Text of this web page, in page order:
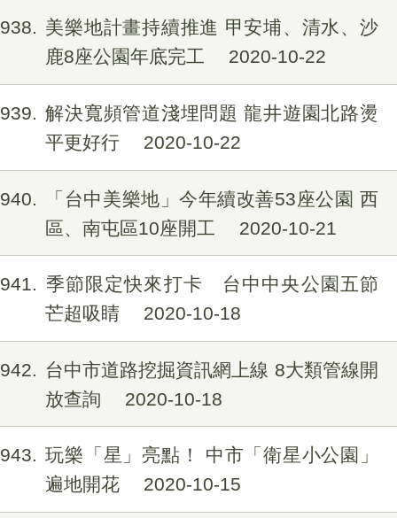
美樂地計畫持續推進 甲安埔、清水、沙
鹿8座公園年底完工
2020-10-22
解決寬頻管道淺埋問題 龍井遊園北路燙
平更好行
2020-10-22
「台中美樂地」今年續改善53座公園 西
區、南屯區10座開工
2020-10-21
季節限定快來打卡 台中中央公園五節
芒超吸睛
2020-10-18
台中市道路挖掘資訊網上線 8大類管線開
放查詢
2020-10-18
玩樂「星」亮點！ 中市「衛星小公園」
遍地開花
2020-10-15